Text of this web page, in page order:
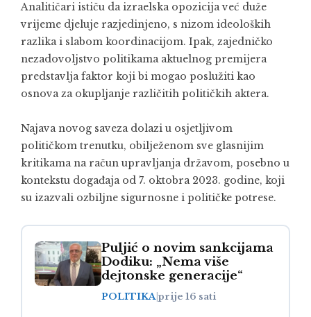
Analitičari ističu da izraelska opozicija već duže
vrijeme djeluje razjedinjeno, s nizom ideoloških
razlika i slabom koordinacijom. Ipak, zajedničko
nezadovoljstvo politikama aktuelnog premijera
predstavlja faktor koji bi mogao poslužiti kao
osnova za okupljanje različitih političkih aktera.
Najava novog saveza dolazi u osjetljivom
političkom trenutku, obilježenom sve glasnijim
kritikama na račun upravljanja državom, posebno u
kontekstu događaja od 7. oktobra 2023. godine, koji
su izazvali ozbiljne sigurnosne i političke potrese.
Puljić o novim sankcijama
Dodiku: „Nema više
dejtonske generacije“
POLITIKAprije 16 sati